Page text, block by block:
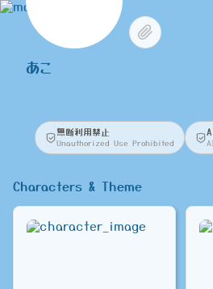
あこ
無断利用禁止
Unauthorized Use Prohibited
Characters & Theme